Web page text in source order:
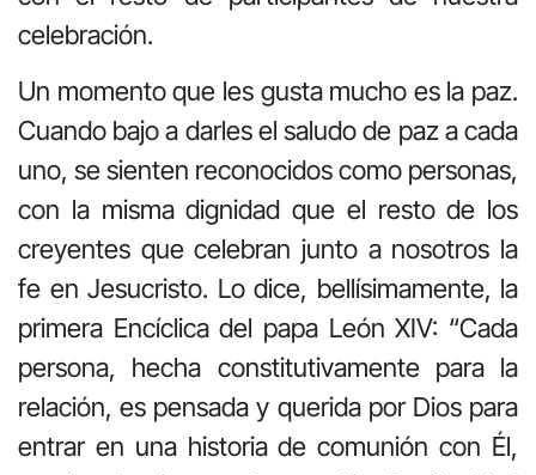
celebración.
Un momento que les gusta mucho es la paz.
Cuando bajo a darles el saludo de paz a cada
uno, se sienten reconocidos como personas,
con la misma dignidad que el resto de los
creyentes que celebran junto a nosotros la
fe en Jesucristo. Lo dice, bellísimamente, la
primera Encíclica del papa León XIV: “Cada
persona, hecha constitutivamente para la
relación, es pensada y querida por Dios para
entrar en una historia de comunión con Él,